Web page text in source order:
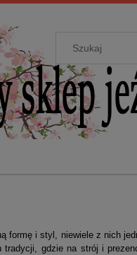
formę i styl, niewiele z nich
tradycji, gdzie na strój i